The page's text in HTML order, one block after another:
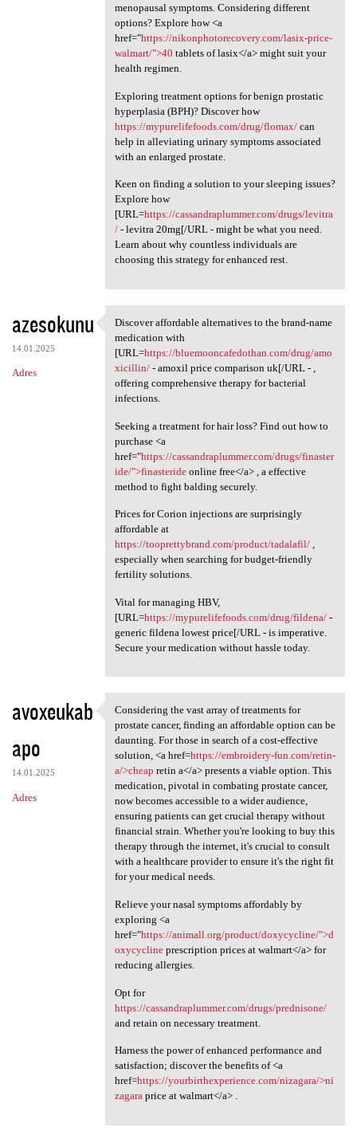
menopausal symptoms. Considering different
options? Explore how <a
href="https://nikonphotorecovery.com/lasix-price-
walmart/">40 tablets of lasix</a> might suit your
health regimen.
Exploring treatment options for benign prostatic
hyperplasia (BPH)? Discover how
https://mypurelifefoods.com/drug/flomax/can
help in alleviating urinary symptoms associated
with an enlarged prostate.
Keen on finding a solution to your sleeping issues?
Explore how
[URL=https://cassandraplummer.com/drugs/levitra
/- levitra 20mg[/URL - might be what you need.
Learn about why countless individuals are
choosing this strategy for enhanced rest.
azesokunu
14.01.2025
Adres
Discover affordable
Discover affordable alternatives to the brand-name
medication with
[URL=https://bluemooncafedothan.com/drug/amo
xicillin/- amoxil price comparison uk[/URL - ,
offering comprehensive therapy for bacterial
infections.
Seeking a treatment for hair loss? Find out how to
purchase <a
href="https://cassandraplummer.com/drugs/finaster
ide/">finasterideonline free</a> , a effective
method to fight balding securely.
Prices for Corion injections are surprisingly
affordable at
https://tooprettybrand.com/product/tadalafil/,
especially when searching for budget-friendly
fertility solutions.
Vital for managing HBV,
[URL=https://mypurelifefoods.com/drug/fildena/-
generic fildena lowest price[/URL - is imperative.
Secure your medication without hassle today.
avoxeukab
apo
14.01.2025
Adres
Considering the vast array of
Considering the vast array of treatments for
prostate cancer, finding an affordable option can be
daunting. For those in search of a cost-effective
solution, <a href=https://embroidery-fun.com/retin-
a/>cheap retin a</a> presents a viable option. This
medication, pivotal in combating prostate cancer,
now becomes accessible to a wider audience,
ensuring patients can get crucial therapy without
financial strain. Whether you're looking to buy this
therapy through the internet, it's crucial to consult
with a healthcare provider to ensure it's the right fit
for your medical needs.
Relieve your nasal symptoms affordably by
exploring <a
href="https://animall.org/product/doxycycline/">d
oxycyclineprescription prices at walmart</a> for
reducing allergies.
Opt for
https://cassandraplummer.com/drugs/prednisone/
and retain on necessary treatment.
Harness the power of enhanced performance and
satisfaction; discover the benefits of <a
href=https://yourbirthexperience.com/nizagara/>ni
zagaraprice at walmart</a> .